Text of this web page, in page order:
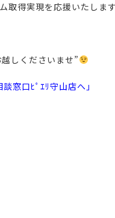
得実現を応援いたします
しくださいませ”
窓口ﾋﾟｴﾘ守山店へ」